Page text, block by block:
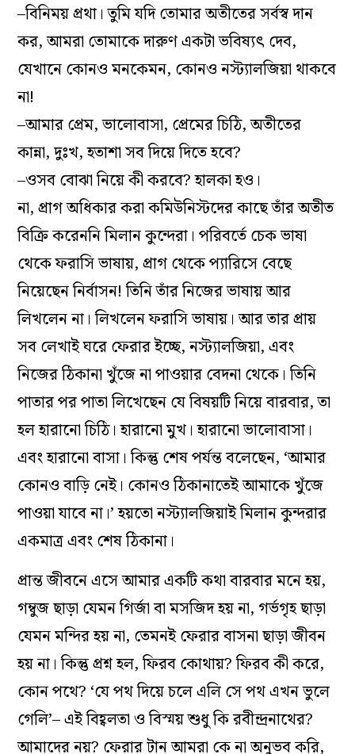
–বিনিময় প্রথা। তুমি যদি তোমার অতীতের সর্বস্ব দান
কর, আমরা তোমাকে দারুণ একটা ভবিষ‌্যৎ দেব,
যেখানে কোনও মনকেমন, কোনও নস্ট‌্যালজিয়া থাকবে
না!
–আমার প্রেম, ভালোবাসা, প্রেমের চিঠি, অতীতের
কান্না, দুঃখ, হতাশা সব দিয়ে দিতে হবে?
–ওসব বোঝা নিয়ে কী করবে? হালকা হও।
না, প্রাগ অধিকার করা কমিউনিস্টদের কাছে তাঁর অতীত
বিক্রি করেননি মিলান কুন্দেরা। পরিবর্তে চেক ভাষা
থেকে ফরাসি ভাষায়, প্রাগ থেকে প‌্যারিসে বেছে
নিয়েছেন নির্বাসন! তিনি তাঁর নিজের ভাষায় আর
লিখলেন না। লিখলেন ফরাসি ভাষায়। আর তার প্রায়
সব লেখাই ঘরে ফেরার ইচ্ছে, নস্ট‌্যালজিয়া, এবং
নিজের ঠিকানা খুঁজে না পাওয়ার বেদনা থেকে। তিনি
পাতার পর পাতা লিখেছেন যে বিষয়টি নিয়ে বারবার, তা
হল হারানো চিঠি। হারানো মুখ। হারানো ভালোবাসা।
এবং হারানো বাসা। কিন্তু শেষ পর্যন্ত বলেছেন, ‘আমার
কোনও বাড়ি নেই। কোনও ঠিকানাতেই আমাকে খুঁজে
পাওয়া যাবে না।’ হয়তো নস্ট‌্যালজিয়াই মিলান কুন্দরার
একমাত্র এবং শেষ ঠিকানা।
প্রান্ত জীবনে এসে আমার একটি কথা বারবার মনে হয়,
গম্বুজ ছাড়া যেমন গির্জা বা মসজিদ হয় না, গর্ভগৃহ ছাড়া
যেমন মন্দির হয় না, তেমনই ফেরার বাসনা ছাড়া জীবন
হয় না। কিন্তু প্রশ্ন হল, ফিরব কোথায়? ফিরব কী করে,
কোন পথে? ‘যে পথ দিয়ে চলে এলি সে পথ এখন ভুলে
গেলি’– এই বিহ্বলতা ও বিস্ময় শুধু কি রবীন্দ্রনাথের?
আমাদের নয়? ফেরার টান আমরা কে না অনুভব করি,